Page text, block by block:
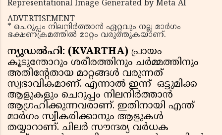
Representational Image Generated by Meta AI
ADVERTISEMENT
* ചെറുപ്പം നിലനിർത്താൻ ഏറ്റവും നല്ല മാർഗം
ഭക്ഷണക്രമത്തിൽ മാറ്റം വരുത്തുകയാണ്.
ന്യൂഡൽഹി: (KVARTHA) പ്രായം
കൂടുന്തോറും ശരീരത്തിനും ചര്‍മ്മത്തിനും
അതിന്റേതായ മാറ്റങ്ങള്‍ വരുന്നത്
സ്വഭാവികമാണ്. എന്നാല്‍ ഇന്ന് ഒട്ടുമിക്ക
ആളുകളും ചെറുപ്പം നിലനിര്‍ത്താന്‍
ആഗ്രഹിക്കുന്നവരാണ്. ഇതിനായി എന്ത്
മാര്‍ഗം സ്വീകരിക്കാനും ആളുകള്‍
തയ്യാറാണ്. ചിലര്‍ സൗന്ദര്യ വര്‍ധക